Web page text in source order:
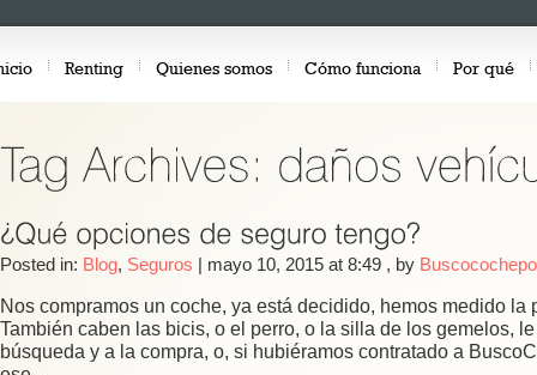
Renting Quienes somos Cómo funciona Por qué
Posted in: Blog, Seguros mayo 10, 2015 at 8:49 , by
Nos compramos un coche, ya está decidido, hemos medido
También caben las bicis, o el perro, o la silla de los gemelos,
búsqueda y a la compra, o, si hubiéramos contratado a